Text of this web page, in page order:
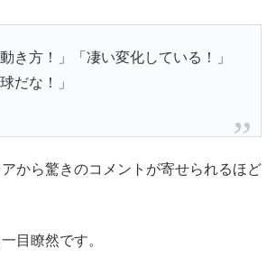
き方！」「凄い変化している！」
だな！」
から驚きのコメントが寄せられるほど
目瞭然です。